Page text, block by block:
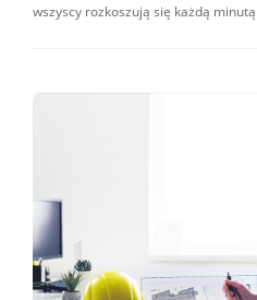
wszyscy rozkoszują się każdą